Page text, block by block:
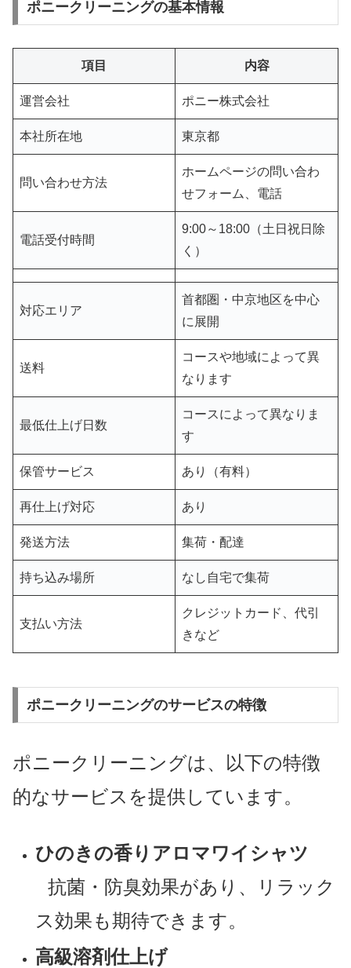
ポニークリーニングの基本情報
項目 内容
運営会社 ポニー株式会社
本社所在地 東京都
問い合わせ方法
ホームページの問い合わ
せフォーム、電話
電話受付時間
9:00～18:00（土日祝日除
く）
対応エリア
首都圏・中京地区を中心
に展開
送料
コースや地域によって異
なります
最低仕上げ日数
コースによって異なりま
す
保管サービス あり（有料）
再仕上げ対応 あり
発送方法 集荷・配達
持ち込み場所 なし自宅で集荷
支払い方法
クレジットカード、代引
きなど
ポニークリーニングのサービスの特徴
ポニークリーニングは、以下の特徴
的なサービスを提供しています。
ひのきの香りアロマワイシャツ
抗菌・防臭効果があり、リラック
ス効果も期待できます。
高級溶剤仕上げ